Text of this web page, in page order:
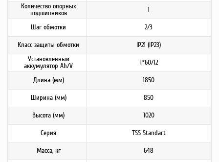
Количество опорных
подшипников
1
Шаг обмотки 2/3
Класс защиты обмотки
IP21 (IP23)
Установленный
аккумулятор Ah/V
1*60/12
Длина (мм) 1850
Ширина (мм) 850
Высота (мм) 1020
Серия TSS Standart
Масса, кг 648